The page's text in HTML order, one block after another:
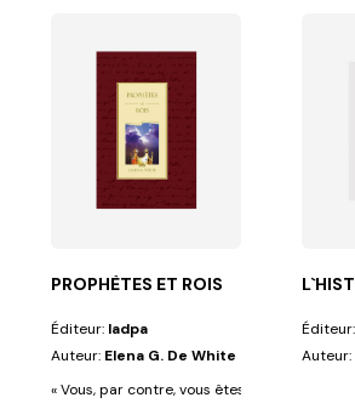
suivants : la...
DU SERMON S
Il sillonne la Galilée, guérit les...
PROPHÈTES ET ROIS
Éditeur: Iadpa
Auteur: Elena G. De White
« Vous, par contre, vous êtes une lignée
Éditeur:
Auteur: